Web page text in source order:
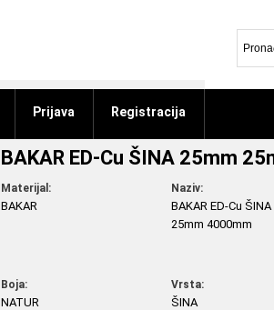
Prijava Registracija
BAKAR ED-Cu ŠINA 25mm
Materijal:
BAKAR
Naziv:
BAKAR ED-Cu
25mm 4000mm
Boja:
NATUR
Vrsta:
ŠINA